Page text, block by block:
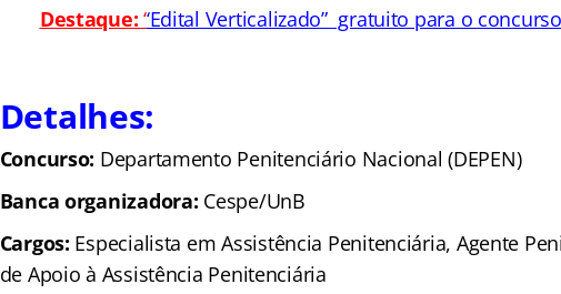
Destaque: ‘‘Edital Verticalizado” gratuito para o
Detalhes:
Concurso: Departamento Penitenciário Nacional (DEPEN)
Banca organizadora: Cespe/UnB
Cargos: Especialista em Assistência Penitenciária, Agente
de Apoio à Assistência Penitenciária